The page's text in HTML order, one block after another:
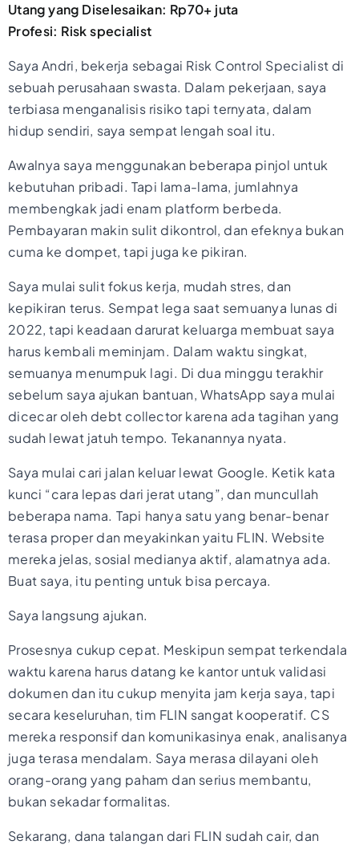
Utang yang Diselesaikan: Rp70+ juta
Profesi: Risk specialist
Saya Andri, bekerja sebagai Risk Control Specialist di
sebuah perusahaan swasta. Dalam pekerjaan, saya
terbiasa menganalisis risiko tapi ternyata, dalam
hidup sendiri, saya sempat lengah soal itu.
Awalnya saya menggunakan beberapa pinjol untuk
kebutuhan pribadi. Tapi lama-lama, jumlahnya
membengkak jadi enam platform berbeda.
Pembayaran makin sulit dikontrol, dan efeknya bukan
cuma ke dompet, tapi juga ke pikiran.
Saya mulai sulit fokus kerja, mudah stres, dan
kepikiran terus. Sempat lega saat semuanya lunas di
2022, tapi keadaan darurat keluarga membuat saya
harus kembali meminjam. Dalam waktu singkat,
semuanya menumpuk lagi. Di dua minggu terakhir
sebelum saya ajukan bantuan, WhatsApp saya mulai
dicecar oleh debt collector karena ada tagihan yang
sudah lewat jatuh tempo. Tekanannya nyata.
Saya mulai cari jalan keluar lewat Google. Ketik kata
kunci “cara lepas dari jerat utang”, dan muncullah
beberapa nama. Tapi hanya satu yang benar-benar
terasa proper dan meyakinkan yaitu FLIN. Website
mereka jelas, sosial medianya aktif, alamatnya ada.
Buat saya, itu penting untuk bisa percaya.
Saya langsung ajukan.
Prosesnya cukup cepat. Meskipun sempat terkendala
waktu karena harus datang ke kantor untuk validasi
dokumen dan itu cukup menyita jam kerja saya, tapi
secara keseluruhan, tim FLIN sangat kooperatif. CS
mereka responsif dan komunikasinya enak, analisanya
juga terasa mendalam. Saya merasa dilayani oleh
orang-orang yang paham dan serius membantu,
bukan sekadar formalitas.
Sekarang, dana talangan dari FLIN sudah cair, dan